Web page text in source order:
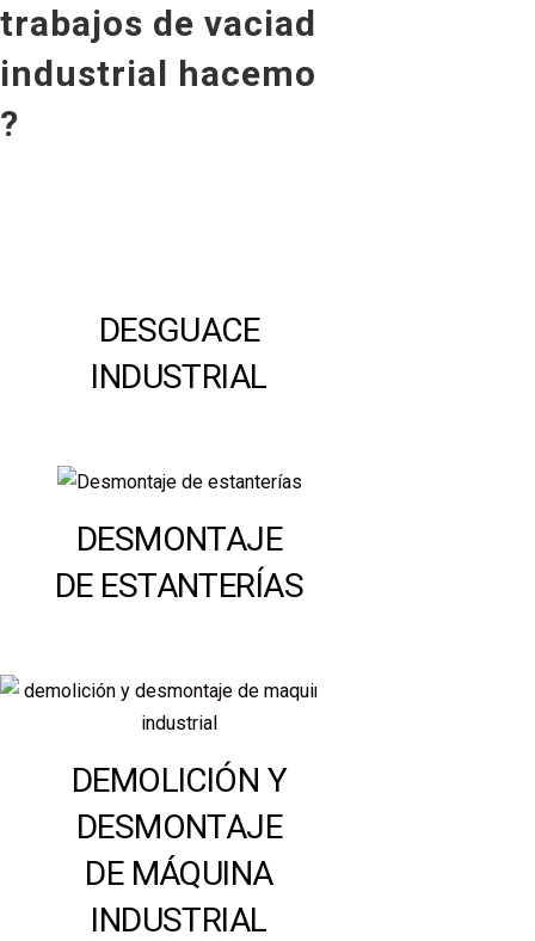
trabajos de vaciado
industrial hacemos
?
DESGUACE
INDUSTRIAL
DESMONTAJE
DE ESTANTERÍAS
DEMOLICIÓN Y
DESMONTAJE
DE MÁQUINA
INDUSTRIAL